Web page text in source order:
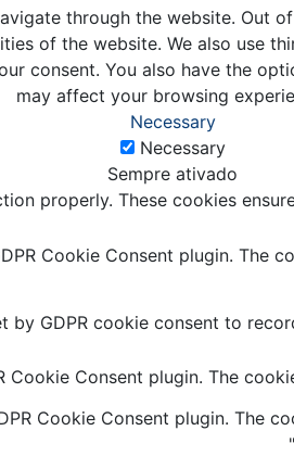
through the website. Out
of the website. We also use
consent. You also have the
may affect your browsing
Necessary
Necessary
Sempre ativado
properly. These cookies
Cookie Consent plugin. The
by GDPR cookie consent to
Cookie Consent plugin. The
Cookie Consent plugin. The